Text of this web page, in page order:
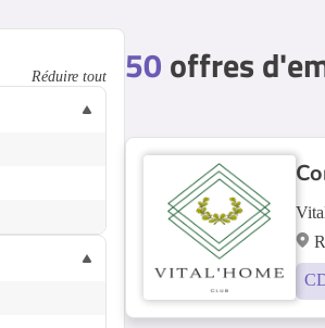
50offres
Réduire tout